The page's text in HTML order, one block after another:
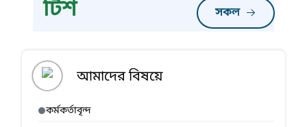
টিশ
সকল
আমাদের বিষয়ে
কর্মকর্তাবৃন্দ